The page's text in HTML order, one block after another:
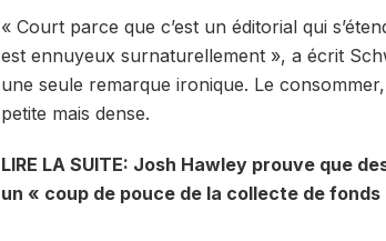
« Court parce que c’est un éditorial qui
est ennuyeux surnaturellement », a écrit
une seule remarque ironique. Le
petite mais dense.
LIRE LA SUITE: Josh Hawley prouve que
un « coup de pouce de la collecte de